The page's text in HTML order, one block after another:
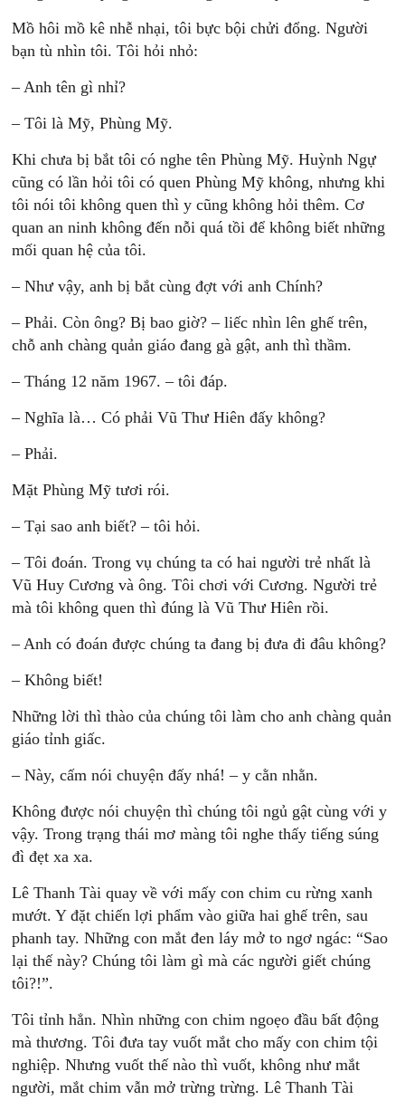
Mồ hôi mồ kê nhễ nhại, tôi bực bội chửi đổng. Người
bạn tù nhìn tôi. Tôi hỏi nhỏ:
– Anh tên gì nhỉ?
– Tôi là Mỹ, Phùng Mỹ.
Khi chưa bị bắt tôi có nghe tên Phùng Mỹ. Huỳnh Ngự
cũng có lần hỏi tôi có quen Phùng Mỹ không, nhưng khi
tôi nói tôi không quen thì y cũng không hỏi thêm. Cơ
quan an ninh không đến nỗi quá tồi để không biết những
mối quan hệ của tôi.
– Như vậy, anh bị bắt cùng đợt với anh Chính?
– Phải. Còn ông? Bị bao giờ? – liếc nhìn lên ghế trên,
chỗ anh chàng quản giáo đang gà gật, anh thì thầm.
– Tháng 12 năm 1967. – tôi đáp.
– Nghĩa là… Có phải Vũ Thư Hiên đấy không?
– Phải.
Mặt Phùng Mỹ tươi rói.
– Tại sao anh biết? – tôi hỏi.
– Tôi đoán. Trong vụ chúng ta có hai người trẻ nhất là
Vũ Huy Cương và ông. Tôi chơi với Cương. Người trẻ
mà tôi không quen thì đúng là Vũ Thư Hiên rồi.
– Anh có đoán được chúng ta đang bị đưa đi đâu không?
– Không biết!
Những lời thì thào của chúng tôi làm cho anh chàng quản
giáo tỉnh giấc.
– Này, cấm nói chuyện đấy nhá! – y cằn nhằn.
Không được nói chuyện thì chúng tôi ngủ gật cùng với y
vậy. Trong trạng thái mơ màng tôi nghe thấy tiếng súng
đì đẹt xa xa.
Lê Thanh Tài quay về với mấy con chim cu rừng xanh
mướt. Y đặt chiến lợi phẩm vào giữa hai ghế trên, sau
phanh tay. Những con mắt đen láy mở to ngơ ngác: “Sao
lại thế này? Chúng tôi làm gì mà các người giết chúng
tôi?!”.
Tôi tỉnh hẳn. Nhìn những con chim ngoẹo đầu bất động
mà thương. Tôi đưa tay vuốt mắt cho mấy con chim tội
nghiệp. Nhưng vuốt thế nào thì vuốt, không như mắt
người, mắt chim vẫn mở trừng trừng. Lê Thanh Tài